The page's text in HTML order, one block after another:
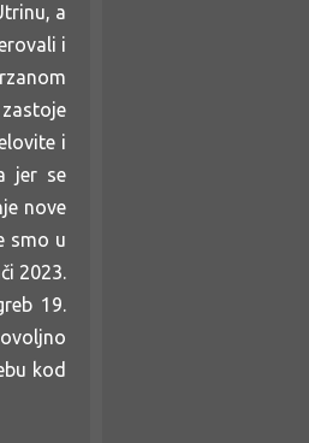
a
i
i
jer se
nove
smo u
2023.
19.
kod